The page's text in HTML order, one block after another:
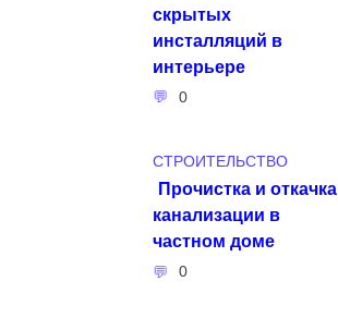
скрытых
инсталляций в
интерьере
0
СТРОИТЕЛЬСТВО
Прочистка и откачка
канализации в
частном доме
0